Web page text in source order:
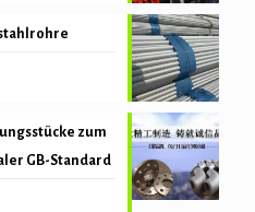
zum
GB-Standard